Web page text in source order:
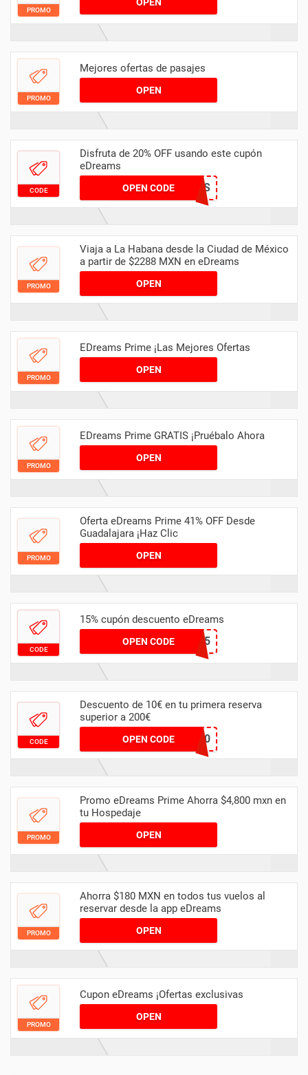
PROMO
PROMO
Mejores ofertas de pasajes
OPEN
CODE
Disfruta de 20% OFF usando este cupón
eDreams
OPEN CODEFLY20EDUS
PROMO
Viaja a La Habana desde la Ciudad de México
a partir de $2288 MXN en eDreams
OPEN
PROMO
EDreams Prime ¡Las Mejores Ofertas
OPEN
PROMO
EDreams Prime GRATIS ¡Pruébalo Ahora
OPEN
PROMO
Oferta eDreams Prime 41% OFF Desde
Guadalajara ¡Haz Clic
OPEN
CODE
15% cupón descuento eDreams
OPEN CODEVUELA15
CODE
Descuento de 10€ en tu primera reserva
superior a 200€
OPEN CODEVUELA10
PROMO
Promo eDreams Prime Ahorra $4,800 mxn en
tu Hospedaje
OPEN
PROMO
Ahorra $180 MXN en todos tus vuelos al
reservar desde la app eDreams
OPEN
PROMO
Cupon eDreams ¡Ofertas exclusivas
OPEN